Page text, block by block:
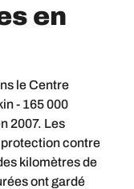
en
le Centre
- 165 000
2007. Les
contre
kilomètres de
ont gardé